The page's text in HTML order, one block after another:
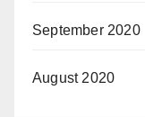
September 2020
August 2020